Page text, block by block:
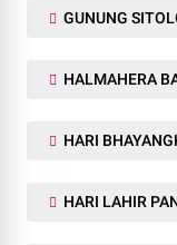
GUNUNG
HALMAHERA
HARI
HARI LAHIR